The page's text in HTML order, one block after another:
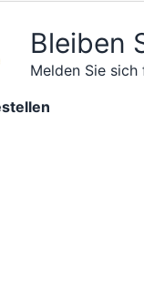
Bleiben
Melden Sie